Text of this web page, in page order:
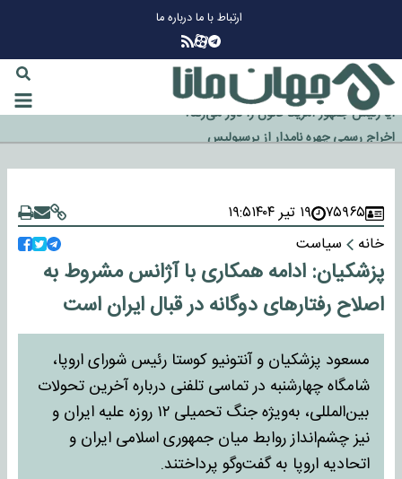
ارتباط با مادرباره ما
چرا طلا دوباره افزایشی شد؟
گزینه جدایی اوسمار روی میز مدیران پرسپولیس
آیا رئیس جمهور آمریکا قانون را دور می‌زند؟
اخراج رسمی چهره نامدار از پرسپولیس
خورد
۷۵۹۶۵ ۱۹ تیر ۱۴۰۴
۱۹:۵
خانه
سیاست
پزشکیان: ادامه همکاری‌ با آژانس مشروط به
اصلاح رفتارهای دوگانه در قبال ایران است
مسعود پزشکیان و آنتونیو کوستا رئیس شورای اروپا،
شامگاه چهارشنبه در تماسی تلفنی درباره آخرین تحولات
بین‌المللی، به‌ویژه جنگ تحمیلی ۱۲ روزه علیه ایران و
نیز چشم‌انداز روابط میان جمهوری اسلامی ایران و
اتحادیه اروپا به گفت‌وگو پرداختند.